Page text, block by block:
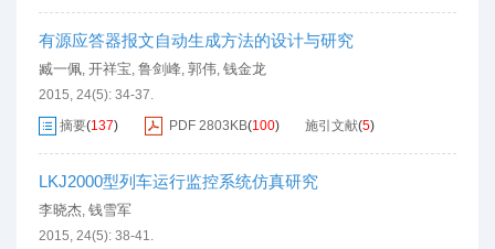
有源应答器报文自动生成方法的设计与研究
臧一佩, 开祥宝, 鲁剑峰, 郭伟, 钱金龙
2015, 24(5): 34-37.
摘要(137) PDF 2803KB(100) 施引文献(5)
LKJ2000型列车运行监控系统仿真研究
李晓杰, 钱雪军
2015, 24(5): 38-41.